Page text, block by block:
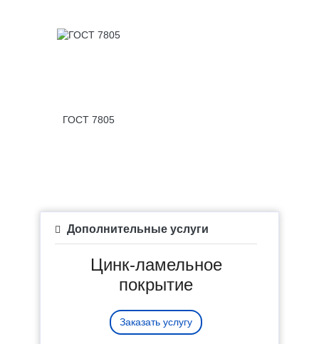
ГОСТ 7805
Дополнительные услуги
Цинк-ламельное
покрытие
Заказать услугу